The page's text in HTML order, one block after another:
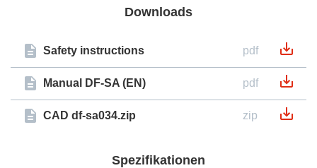
Downloads
Safety instructions pdf
Manual DF-SA (EN) pdf
CAD df-sa034.zip zip
Spezifikationen